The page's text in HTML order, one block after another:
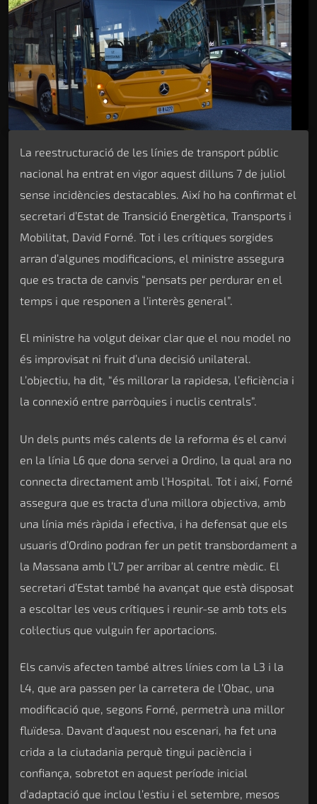
La reestructuració de les línies de transport públic
nacional ha entrat en vigor aquest dilluns 7 de juliol
sense incidències destacables. Així ho ha confirmat el
secretari d’Estat de Transició Energètica, Transports i
Mobilitat, David Forné. Tot i les crítiques sorgides
arran d’algunes modificacions, el ministre assegura
que es tracta de canvis “pensats per perdurar en el
temps i que responen a l’interès general”.
El ministre ha volgut deixar clar que el nou model no
és improvisat ni fruit d’una decisió unilateral.
L’objectiu, ha dit, “és millorar la rapidesa, l’eficiència i
la connexió entre parròquies i nuclis centrals”.
Un dels punts més calents de la reforma és el canvi
en la línia L6 que dona servei a Ordino, la qual ara no
connecta directament amb l’Hospital. Tot i així, Forné
assegura que es tracta d’una millora objectiva, amb
una línia més ràpida i efectiva, i ha defensat que els
usuaris d’Ordino podran fer un petit transbordament a
la Massana amb l’L7 per arribar al centre mèdic. El
secretari d’Estat també ha avançat que està disposat
a escoltar les veus crítiques i reunir-se amb tots els
col·lectius que vulguin fer aportacions.
Els canvis afecten també altres línies com la L3 i la
L4, que ara passen per la carretera de l’Obac, una
modificació que, segons Forné, permetrà una millor
fluïdesa. Davant d’aquest nou escenari, ha fet una
crida a la ciutadania perquè tingui paciència i
confiança, sobretot en aquest període inicial
d’adaptació que inclou l’estiu i el setembre, mesos